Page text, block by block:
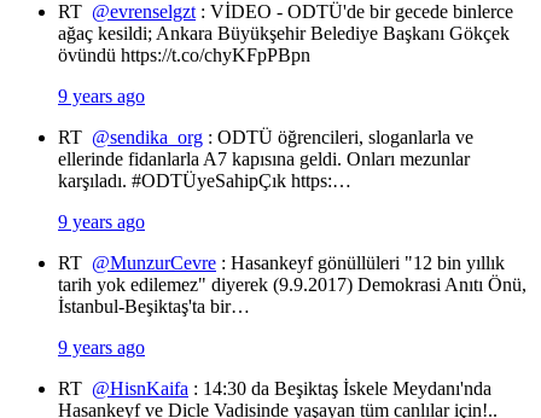
RT @evrenselgzt : VİDEO - ODTÜ'de bir gecede binlerce
ağaç kesildi; Ankara Büyükşehir Belediye Başkanı Gökçek
övündü https://t.co/chyKFpPBpn
9 years ago
RT @sendika_org : ODTÜ öğrencileri, sloganlarla ve
ellerinde fidanlarla A7 kapısına geldi. Onları mezunlar
karşıladı. #ODTÜyeSahipÇık https:…
9 years ago
RT @MunzurCevre : Hasankeyf gönüllüleri "12 bin yıllık
tarih yok edilemez" diyerek (9.9.2017) Demokrasi Anıtı Önü,
İstanbul-Beşiktaş'ta bir…
9 years ago
RT @HisnKaifa : 14:30 da Beşiktaş İskele Meydanı'nda
Hasankeyf ve Dicle Vadisinde yaşayan tüm canlılar için!..